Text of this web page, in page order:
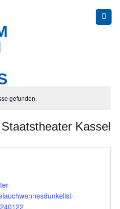
gefunden.
Staatstheater Kassel